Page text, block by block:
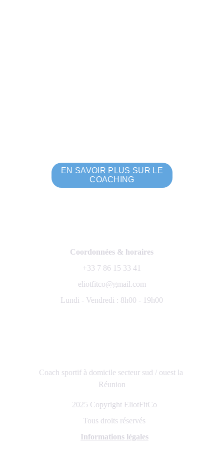
EN SAVOIR PLUS SUR LE
COACHING
2025 Copyright EliotFitCo
Tous droits réservés
Informations légales
Coordonnées & horaires
+33 7 86 15 33 41
eliotfitco@gmail.com
Lundi - Vendredi : 8h00 - 19h00
Coach sportif à domicile secteur sud / ouest la
Réunion